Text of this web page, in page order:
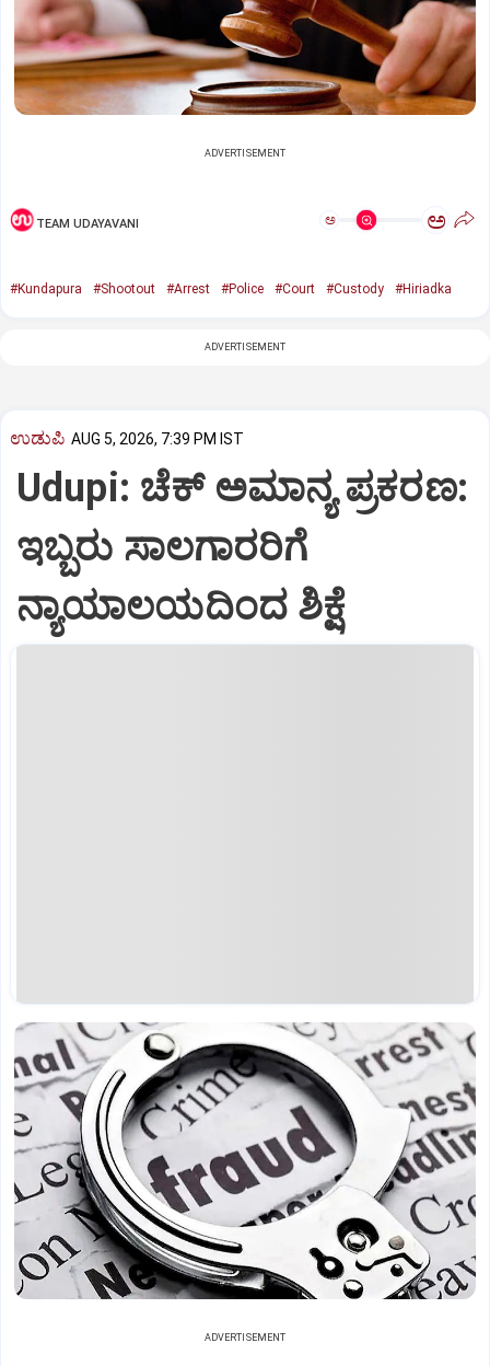
ADVERTISEMENT
TEAM UDAYAVANI ಅ ಅ
#Kundapura #Shootout #Arrest #Police #Court #Custody #Hiriadka
ADVERTISEMENT
ಉಡುಪಿ AUG 5, 2026, 7:39 PM IST
Udupi: ಚೆಕ್ ಅಮಾನ್ಯ ಪ್ರಕರಣ:
ಇಬ್ಬರು ಸಾಲಗಾರರಿಗೆ
ನ್ಯಾಯಾಲಯದಿಂದ ಶಿಕ್ಷೆ
ADVERTISEMENT